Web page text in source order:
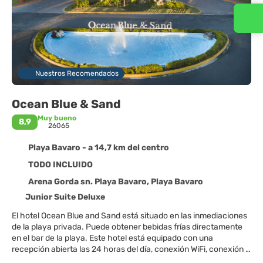
Nuestros Recomendados
Ocean Blue & Sand
8,9
Muy bueno
26065
Playa Bavaro - a 14,7 km del centro
TODO INCLUIDO
Arena Gorda sn. Playa Bavaro, Playa Bavaro
Junior Suite Deluxe
El hotel Ocean Blue and Sand está situado en las inmediaciones
de la playa privada. Puede obtener bebidas frías directamente
en el bar de la playa. Este hotel está equipado con una
recepción abierta las 24 horas del día, conexión WiFi, conexión a
Contacta con nosotros